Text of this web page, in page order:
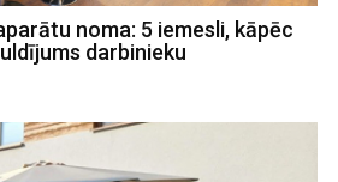
noma: 5 iemesli, kāpēc
darbinieku